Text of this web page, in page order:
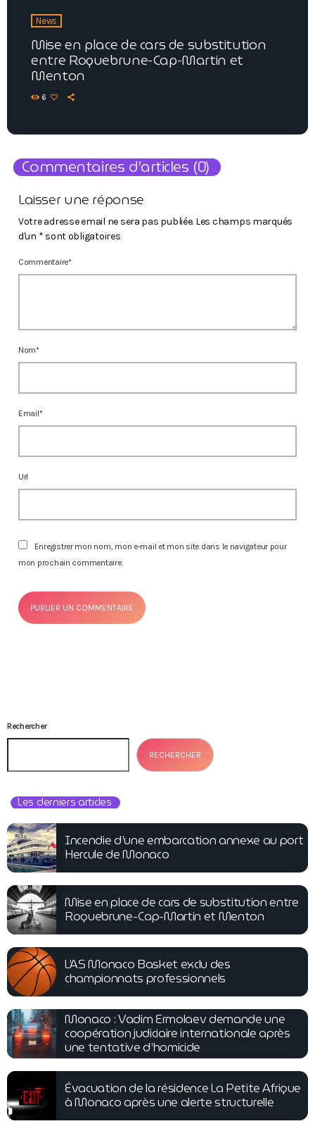
News
Mise en place de cars de substitution
entre Roquebrune-Cap-Martin et
Menton
6
Commentaires d’articles (0)
Laisser une réponse
Votre adresse email ne sera pas publiée. Les champs marqués
d'un * sont obligatoires
Commentaire*
Nom*
Email*
Url
Enregistrer mon nom, mon e-mail et mon site dans le navigateur pour
mon prochain commentaire.
Rechercher
RECHERCHER
Les derniers articles
Incendie d’une embarcation annexe au port
Hercule de Monaco
Mise en place de cars de substitution entre
Roquebrune-Cap-Martin et Menton
L’AS Monaco Basket exclu des
championnats professionnels
Monaco : Vadim Ermolaev demande une
coopération judiciaire internationale après
une tentative d’homicide
Évacuation de la résidence La Petite Afrique
à Monaco après une alerte structurelle